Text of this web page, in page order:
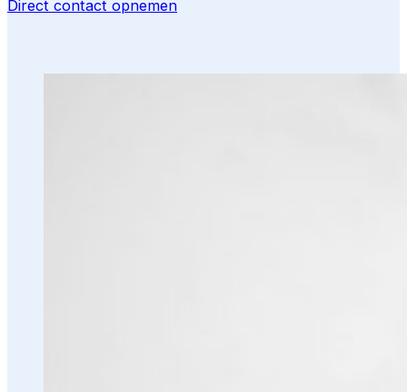
Direct contact opnemen